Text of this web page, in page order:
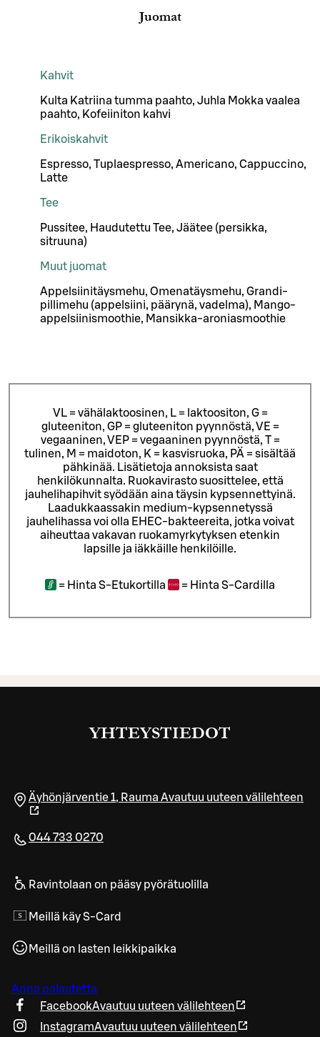
Juomat
Kahvit
Kulta Katriina tumma paahto, Juhla Mokka vaalea
paahto, Kofeiiniton kahvi
Erikoiskahvit
Espresso, Tuplaespresso, Americano, Cappuccino,
Latte
Tee
Pussitee, Haudutettu Tee, Jäätee (persikka,
sitruuna)
Muut juomat
Appelsiinitäysmehu, Omenatäysmehu, Grandi-
pillimehu (appelsiini, päärynä, vadelma), Mango-
appelsiinismoothie, Mansikka-aroniasmoothie
VL = vähälaktoosinen, L = laktoositon, G =
gluteeniton, GP = gluteeniton pyynnöstä, VE =
vegaaninen, VEP = vegaaninen pyynnöstä, T =
tulinen, M = maidoton, K = kasvisruoka, PÄ = sisältää
pähkinää. Lisätietoja annoksista saat
henkilökunnalta. Ruokavirasto suosittelee, että
jauhelihapihvit syödään aina täysin kypsennettyinä.
Laadukkaassakin medium-kypsennetyssä
jauhelihassa voi olla EHEC-bakteereita, jotka voivat
aiheuttaa vakavan ruokamyrkytyksen etenkin
lapsille ja iäkkäille henkilöille.
= Hinta S-Etukortilla = Hinta S-Cardilla
YHTEYSTIEDOT
Äyhönjärventie 1, Rauma Avautuu uuteen välilehteen
044 733 0270
Ravintolaan on pääsy pyörätuolilla
Meillä käy S-Card
Meillä on lasten leikkipaikka
Anna palautetta
FacebookAvautuu uuteen välilehteen
InstagramAvautuu uuteen välilehteen